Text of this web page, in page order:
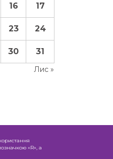
Лис »
16 17
23 24
30 31
«R», а